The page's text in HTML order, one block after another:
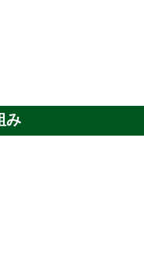
み